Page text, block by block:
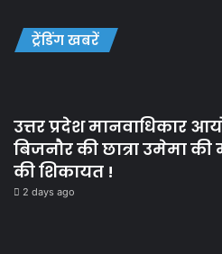
ट्रेंडिंग खबरें
उत्तर प्रदेश मानवाधिकार
बिजनौर की छात्रा उमेमा
की शिकायत !
2 days ago